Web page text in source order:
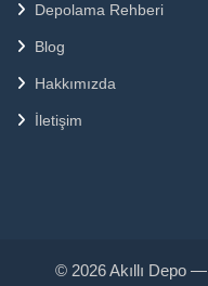
Depolama Rehberi
Blog
Hakkımızda
İletişim
© 2026 Akıllı Depo —